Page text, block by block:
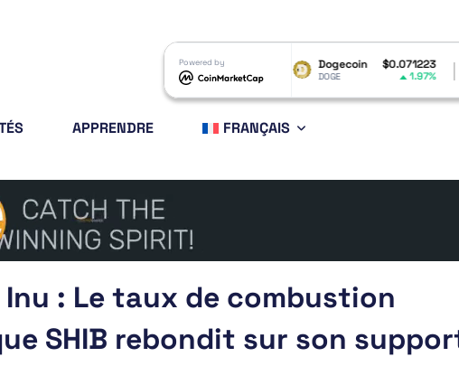
Powered byDogecoin $0.071223
DOGE 1.97%
Ethereum
ETH
APPRENDRE FRANÇAIS
: Le taux de combustion
SHIB rebondit sur son